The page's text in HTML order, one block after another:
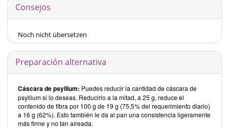
Consejos
Noch nicht übersetzen
Preparación alternativa
Cáscara de psyllium: Puedes reducir la cantidad de cáscara de
psyllium si lo deseas. Reducirlo a la mitad, a 25 g, reduce el
contenido de fibra por 100 g de 19 g (75,5% del requerimiento diario)
a 16 g (62%). Esto también le da al pan una consistencia ligeramente
más firme y no tan aireada.